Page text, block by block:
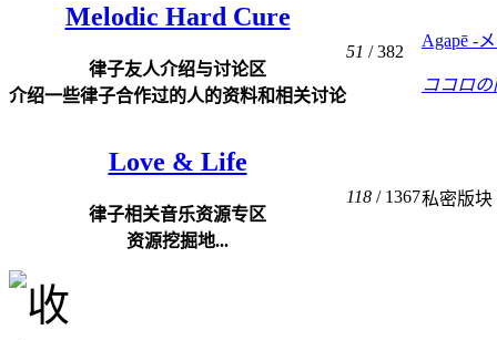
Melodic Hard Cure
律子友人介绍与讨论区
介绍一些律子合作过的人的资料和相关讨论
51 / 382
Agapē -
ココロの
Love & Life
律子相关音乐资源专区
资源挖掘地...
118 / 1367私密版块